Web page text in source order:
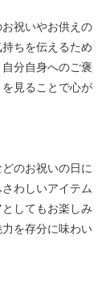
祝いやお供えの
ちを伝えるため
分自身へのご褒
見ることで心が
のお祝いの日に
わしいアイテム
してもお楽しみ
を存分に味わい